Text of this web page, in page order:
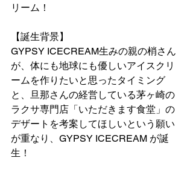
リーム！
【誕生背景】
GYPSY ICECREAM生みの親の梢さん
が、体にも地球にも優しいアイスクリ
ームを作りたいと思ったタイミング
と、旦那さんの経営している茅ヶ崎の
ラクサ専門店「いただきます食堂」の
デザートを考案してほしいという願い
が重なり、GYPSY ICECREAM が誕
生！